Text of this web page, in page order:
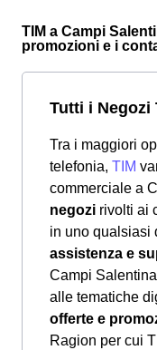
TIM a Campi
promozioni e i
Tutti i Negozi
Tra i maggiori
telefonia, TIM
commerciale a
negozi rivolti ai
in uno qualsiasi
assistenza e
Campi
alle tematiche
offerte e
Ragion per cui